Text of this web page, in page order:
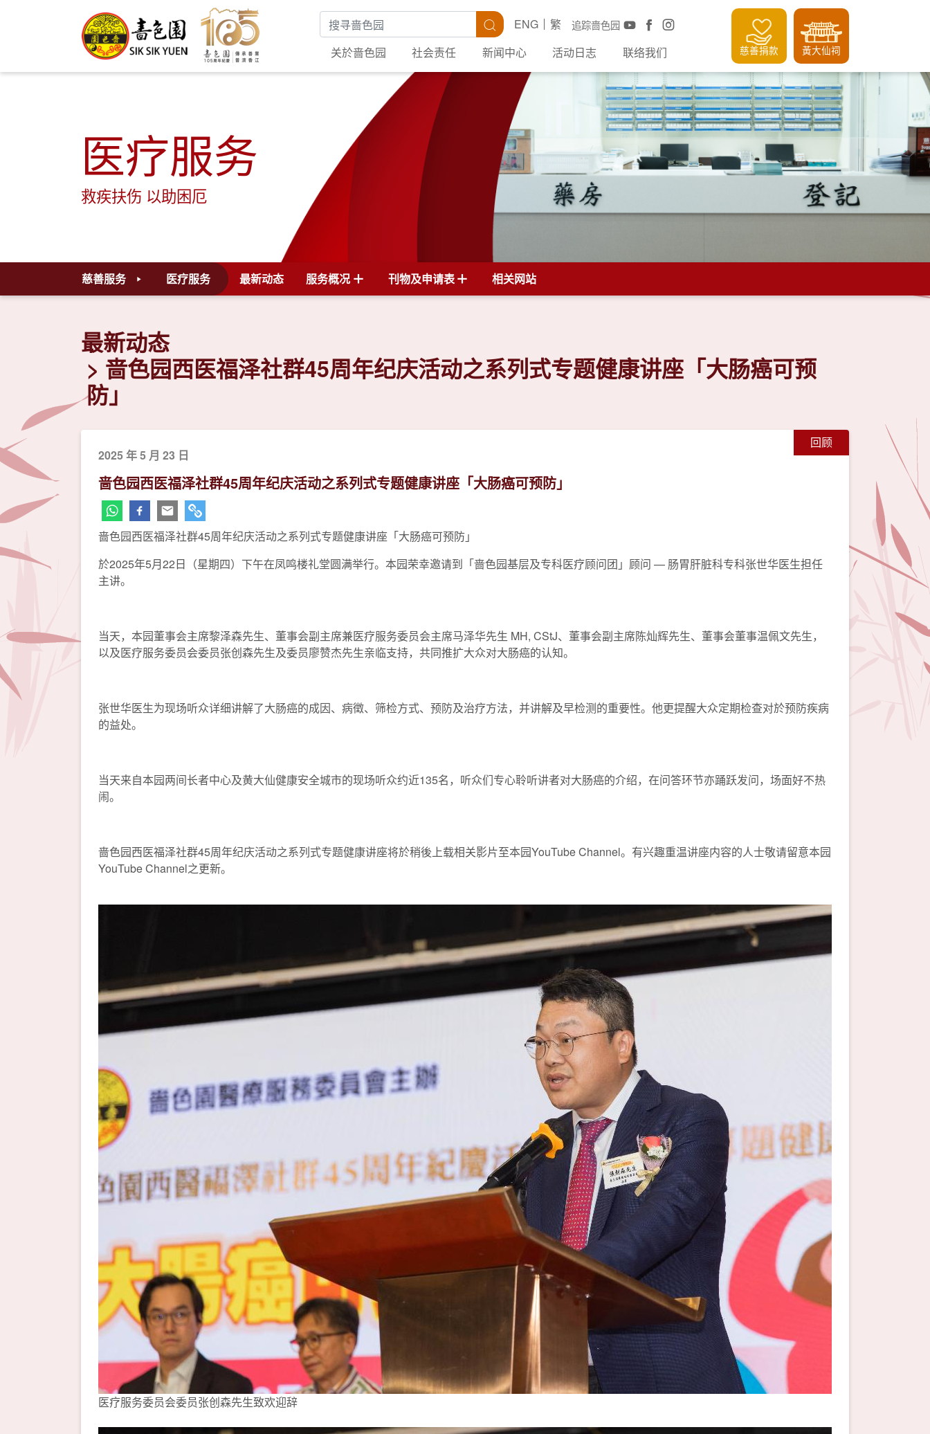
搜寻关键字 搜寻 追踪啬色园
ENG
繁
关於啬色园
社会责任 新闻中心 活动日志 联络我们 慈善捐款 黃大仙祠
医疗服务
救疾扶伤 以助困厄
慈善服务 医疗服务 最新动态 服务概况 刊物及申请表 相关网站
最新动态
啬色园西医福泽社群45周年纪庆活动之系列式专题健康讲座「大肠癌可预
防」
回顾
2025 年 5 月 23 日
啬色园西医福泽社群45周年纪庆活动之系列式专题健康讲座「大肠癌可预防」
啬色园西医福泽社群45周年纪庆活动之系列式专题健康讲座「大肠癌可预防」
於2025年5月22日（星期四）下午在凤鸣楼礼堂圆满举行。本园荣幸邀请到「啬色园基层及专科医疗顾问团」顾问 — 肠胃肝脏科专科张世华医生担任
主讲。
当天，本园董事会主席黎泽森先生、董事会副主席兼医疗服务委员会主席马泽华先生 MH, CStJ、董事会副主席陈灿辉先生、董事会董事温佩文先生，
以及医疗服务委员会委员张创森先生及委员廖赞杰先生亲临支持，共同推扩大众对大肠癌的认知。
张世华医生为现场听众详细讲解了大肠癌的成因、病徵、筛检方式、预防及治疗方法，并讲解及早检测的重要性。他更提醒大众定期检查对於预防疾病
的益处。
当天来自本园两间长者中心及黄大仙健康安全城市的现场听众约近135名，听众们专心聆听讲者对大肠癌的介绍，在问答环节亦踊跃发问，场面好不热
闹。
啬色园西医福泽社群45周年纪庆活动之系列式专题健康讲座将於稍後上载相关影片至本园YouTube Channel。有兴趣重温讲座内容的人士敬请留意本园
YouTube Channel之更新。
医疗服务委员会委员张创森先生致欢迎辞